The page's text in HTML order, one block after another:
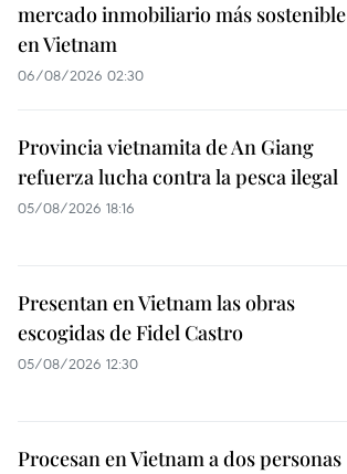
mercado inmobiliario más sostenible
en Vietnam
06/08/2026 02:30
Provincia vietnamita de An Giang
refuerza lucha contra la pesca ilegal
05/08/2026 18:16
Presentan en Vietnam las obras
escogidas de Fidel Castro
05/08/2026 12:30
Procesan en Vietnam a dos personas